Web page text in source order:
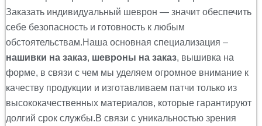
Заказать индивидуальный шеврон — значит обеспечить
себе безопасность и готовность к любым
обстоятельствам.Наша основная специализация –
нашивки на заказ, шевроны на заказ, вышивка на
форме, в связи с чем мы уделяем огромное внимание к
качеству продукции и изготавливаем патчи только из
высококачественных материалов, которые гарантируют
долгий срок службы.В связи с уникальностью зрения